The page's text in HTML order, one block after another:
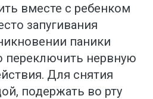
вместе с ребенком
запугивания
паники
переключить нервную
Для снятия
подержать во рту